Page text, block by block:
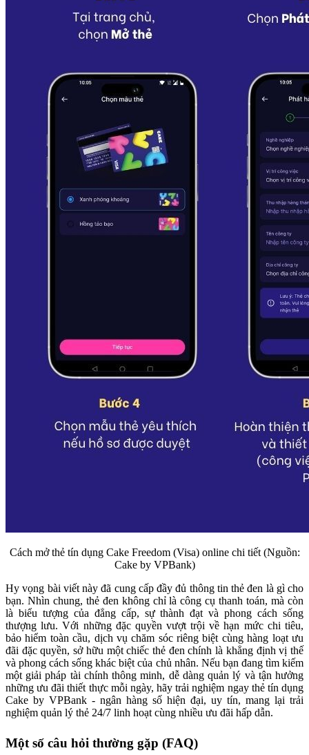
Cách mở thẻ tín dụng Cake Freedom (Visa) online chi tiết (Nguồn:
Cake by VPBank)
Hy vọng bài viết này đã cung cấp đầy đủ thông tin thẻ đen là gì cho
bạn. Nhìn chung, thẻ đen không chỉ là công cụ thanh toán, mà còn
là biểu tượng của đẳng cấp, sự thành đạt và phong cách sống
thượng lưu. Với những đặc quyền vượt trội về hạn mức chi tiêu,
bảo hiểm toàn cầu, dịch vụ chăm sóc riêng biệt cùng hàng loạt ưu
đãi đặc quyền, sở hữu một chiếc thẻ đen chính là khẳng định vị thế
và phong cách sống khác biệt của chủ nhân. Nếu bạn đang tìm kiếm
một giải pháp tài chính thông minh, dễ dàng quản lý và tận hưởng
những ưu đãi thiết thực mỗi ngày, hãy trải nghiệm ngay thẻ tín dụng
Cake by VPBank - ngân hàng số hiện đại, uy tín, mang lại trải
nghiệm quản lý thẻ 24/7 linh hoạt cùng nhiều ưu đãi hấp dẫn.
Một số câu hỏi thường gặp (FAQ)